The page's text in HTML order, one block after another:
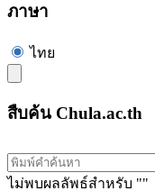
ภาษา
ไทย
สืบค้น Chula.ac.th
ไม่พบผลลัพธ์สำหรับ ""